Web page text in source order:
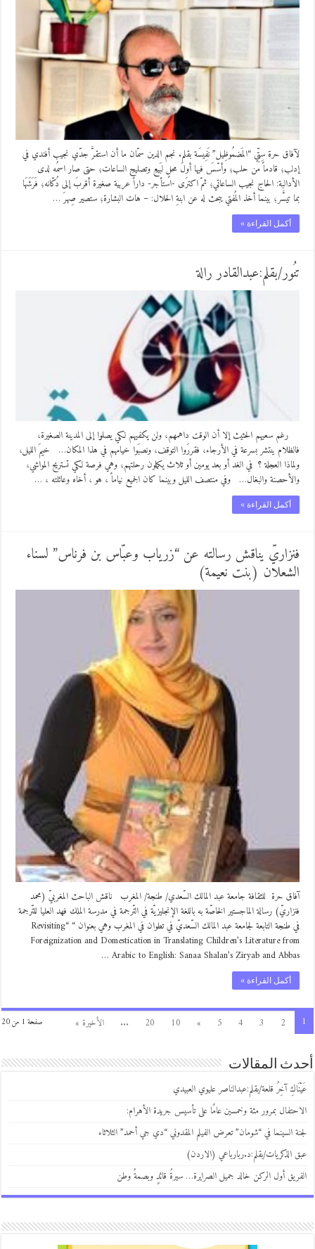
لآفاق حرة سِتِّي “المَضمُوظِيل” نَفِيسَة بقلم. نجم الدين سمّان ما أن استقرَّ جدّي نجيب أفندي في
إدلب؛ قادماً من حلب؛ وأسّسَ فيها أولَ محلٍ لبَيعِ وتصليحِ الساعات؛ حتى صار اسمُه لدى
الأدالبة: الحاج نجيب الساعاتي؛ ثمّ اكترَى -استأجر- داراً عربية صغيرة أقربَ إلى دُكّانه؛ فَرَشَهَا
بما تيسَّر؛ بينما أخذ المُفتي يبحث له عن ابنةِ الحلال: – هات البشارة؛ ستصير صِهرَ …
أكمل القراءة »
تنُور/بقلم:عبدالقادر رالة
رغم سعيهم الحثيث إلا أن الوقت داهمهم، ولن يكفيهم لكي يصلوا إلى المدينة الصغيرة،
فالظلام ينتشر بسرعة في الأرجاء، فقررَوا التوقف، ونصبَوا خيامهم في هذا المكان… خيمَ الليل،
ولماذا العجلة ؟ في الغد أو بعد يومين أو ثلاث يكملون رحلتهم، وهي فرصة لكي تستريح المواشي،
والأحصنة والبغال… وفي منتصف الليل وبينما كان الجميع نياماً ، هو ، أخاه وعائلته ، …
أكمل القراءة »
فنزاريّ يناقش رسالته عن “زرياب وعبّاس بن فرناس” لسناء
الشعلان (بنت نعيمة)
آفاق حرة للثقافة جامعة عبد المالك السّعدي/ طنجة/ المغرب ناقش الباحث المغربيّ (محمد
فنزاريّ) رسالة الماجستير الخاصّة به باللغة الإنجليزيّة في التّرجمة في مدرسة الملك فهد العليا للتّرجمة
في طنجة التابعة لجامعة عبد المالك السّعديّ في تطوان في المغرب وهي بعنوان “ “Revisiting
Foreignization and Domestication in Translating Children’s Literature from
Arabic to English: Sanaa Shalan’s Ziryab and Abbas …
أكمل القراءة »
صفحة 1 من 20 1
2
3
4
5
»
10
20
... الأخيرة »
أحدث المقالات
عَيْنَاكِ آخِرُ قلعة/بقلم:عبدالناصر عليوي العبيدي
الاحتفال بمرور مئة وخمسين عامًا على تأسيس جريدة الأهرام:
لجنة السينما في “شومان” تعرض الفيلم المقدوني “دي جي أحمد” الثلاثاء
عبق الذكريات/بقلم:د.ربارباعي (الاردن)
الفريق أول الركن خالد جميل الصرايرة… سيرةُ قائدٍ وبصمةُ وطن